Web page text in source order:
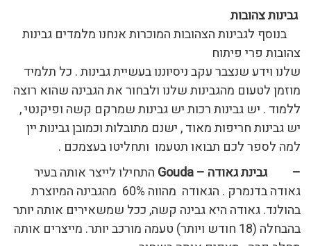
גבינות צהובות
בנוסף לגבינות הצהובות המוכרות אנחנו מלמדים גבינות
צהובות פרי פיתוח
שלנו וידע שנצבר עקב ניסיוננו בעשיית גבינות . כל תלמיד
מוזמן לטעום מהגבינות שלנו ולבחור את הגבינה שהוא רוצה
ללמוד . יש גבינות רכות יש גבינות שמרקם קשה ופיקנטי ,
יש גבינות חריפות מאוד , ישנם מתובלות וכמובן גבינות יין
למה לספר לכם תבואו תטעמו ותחליטו בעצמכם .
–גבינת גאודה –Gouda התחילו לייצר אותה בעיר
גאודה בדנמרק . הגאודה מהווה 60% מהגבינה המיוצרת
בהולנד.גאודה היא גבינה קשה, ככל שמשאירים אותה יותר
בהבחלה (18 חודש ויותר) טעמה מורכב יותר.
מייצרים אותה